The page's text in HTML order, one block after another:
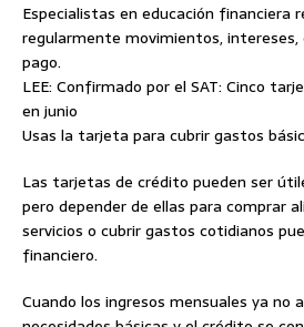
Especialistas en educación financiera
regularmente movimientos, intereses,
pago.
LEE: Confirmado por el SAT: Cinco
en junio
Usas la tarjeta para cubrir gastos
Las tarjetas de crédito pueden ser
pero depender de ellas para comprar
servicios o cubrir gastos cotidianos
financiero.
Cuando los ingresos mensuales ya no